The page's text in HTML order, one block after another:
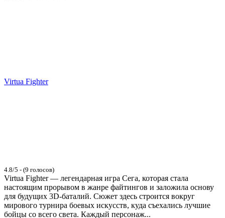
Virtua Fighter
4.8/5 - (9 голосов)
Virtua Fighter — легендарная игра Сега, которая стала
настоящим прорывом в жанре файтингов и заложила основу
для будущих 3D-баталий. Сюжет здесь строится вокруг
мирового турнира боевых искусств, куда съехались лучшие
бойцы со всего света. Каждый персонаж...